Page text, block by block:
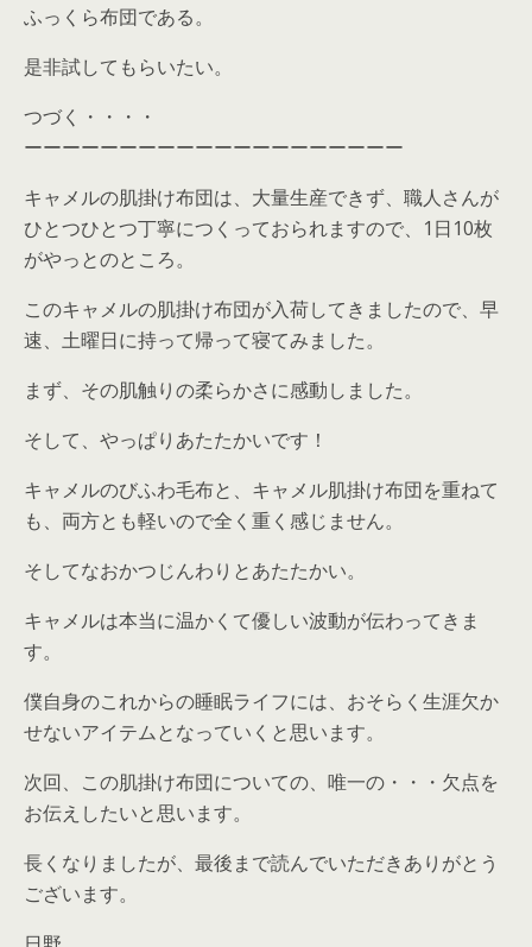
ふっくら布団である。
是非試してもらいたい。
つづく・・・・
ーーーーーーーーーーーーーーーーーーーー
キャメルの肌掛け布団は、大量生産できず、職人さんが
ひとつひとつ丁寧につくっておられますので、1日10枚
がやっとのところ。
このキャメルの肌掛け布団が入荷してきましたので、早
速、土曜日に持って帰って寝てみました。
まず、その肌触りの柔らかさに感動しました。
そして、やっぱりあたたかいです！
キャメルのびふわ毛布と、キャメル肌掛け布団を重ねて
も、両方とも軽いので全く重く感じません。
そしてなおかつじんわりとあたたかい。
キャメルは本当に温かくて優しい波動が伝わってきま
す。
僕自身のこれからの睡眠ライフには、おそらく生涯欠か
せないアイテムとなっていくと思います。
次回、この肌掛け布団についての、唯一の・・・欠点を
お伝えしたいと思います。
長くなりましたが、最後まで読んでいただきありがとう
ございます。